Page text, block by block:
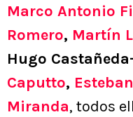
Marco Antonio
Romero, Martín
Hugo
Caputto,
Miranda, todos